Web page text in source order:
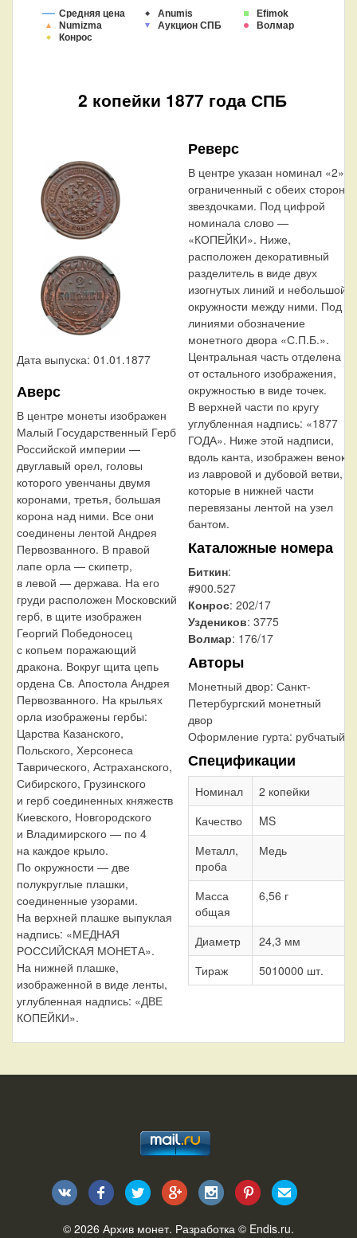
Средняя цена Anumis
Efimok
Numizma
Аукцион СПБ
Волмар
Конрос
2 копейки 1877 года СПБ
Дата выпуска: 01.01.1877
Аверс
В центре монеты изображен
Малый Государственный Герб
Российской империи —
двуглавый орел, головы
которого увенчаны двумя
коронами, третья, большая
корона над ними. Все они
соединены лентой Андрея
Первозванного. В правой
лапе орла — скипетр,
в левой — держава. На его
груди расположен Московский
герб, в щите изображен
Георгий Победоносец
с копьем поражающий
дракона. Вокруг щита цепь
ордена Св. Апостола Андрея
Первозванного. На крыльях
орла изображены гербы:
Царства Казанского,
Польского, Херсонеса
Таврического, Астраханского,
Сибирского, Грузинского
и герб соединенных княжеств
Киевского, Новгородского
и Владимирского — по 4
на каждое крыло.
По окружности — две
полукруглые плашки,
соединенные узорами.
На верхней плашке выпуклая
надпись: «МЕДНАЯ
РОССИЙСКАЯ МОНЕТА».
На нижней плашке,
изображенной в виде ленты,
углубленная надпись: «ДВЕ
КОПЕЙКИ».
Реверс
В центре указан номинал «2»,
ограниченный с обеих сторон
звездочками. Под цифрой
номинала слово —
«КОПЕЙКИ». Ниже,
расположен декоративный
разделитель в виде двух
изогнутых линий и небольшой
окружности между ними. Под
линиями обозначение
монетного двора «С.П.Б.».
Центральная часть отделена
от остального изображения,
окружностью в виде точек.
В верхней части по кругу
углубленная надпись: «1877
ГОДА». Ниже этой надписи,
вдоль канта, изображен венок
из лавровой и дубовой ветви,
которые в нижней части
перевязаны лентой на узел
бантом.
Каталожные номера
Биткин:
#900.527
Конрос: 202/17
Уздеников: 3775
Волмар: 176/17
Авторы
Монетный двор: Санкт-
Петербургский монетный
двор
Оформление гурта: рубчатый
Спецификации
Номинал
2 копейки
Качество
MS
Металл,
проба
Медь
Масса
общая
6,56 г
Диаметр
24,3 мм
Тираж
5010000 шт.
© 2026 Архив монет. Разработка © Endis.ru.